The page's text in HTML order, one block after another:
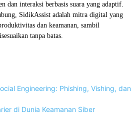
dan interaksi berbasis suara yang adaptif.
SidikAssist adalah mitra digital yang
dan keamanan, sambil
tanpa batas.
Engineering: Phishing, Vishing, dan
di Dunia Keamanan Siber